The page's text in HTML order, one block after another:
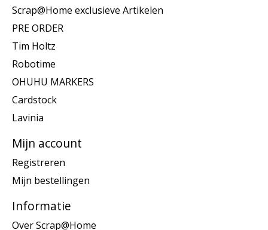
Scrap@Home exclusieve Artikelen
PRE ORDER
Tim Holtz
Robotime
OHUHU MARKERS
Cardstock
Lavinia
Mijn account
Registreren
Mijn bestellingen
Informatie
Over Scrap@Home